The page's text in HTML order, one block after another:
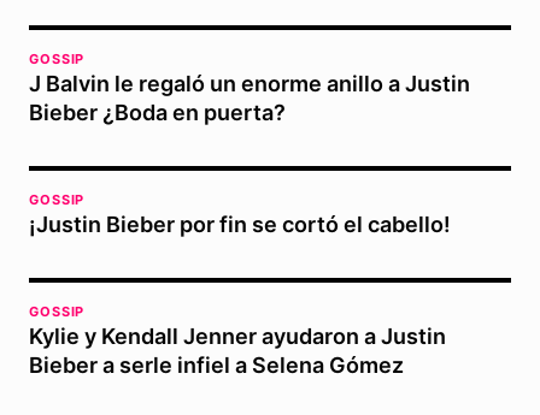
GOSSIP
J Balvin le regaló un enorme anillo a Justin
Bieber ¿Boda en puerta?
GOSSIP
¡Justin Bieber por fin se cortó el cabello!
GOSSIP
Kylie y Kendall Jenner ayudaron a Justin
Bieber a serle infiel a Selena Gómez